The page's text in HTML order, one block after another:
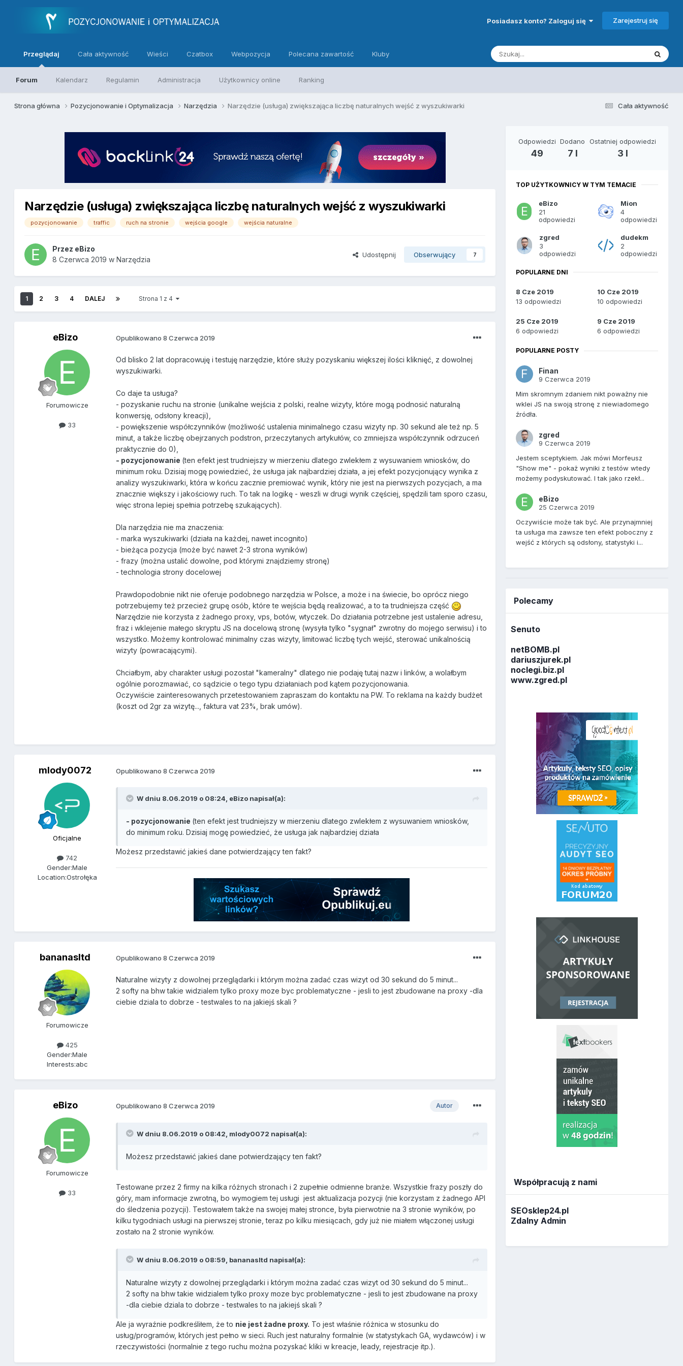
Posiadasz konto? Zaloguj się Zarejestruj się
Przeglądaj
Forum Kalendarz Regulamin Administracja Użytkownicy online Ranking
Cała aktywność Wieści Czatbox Webpozycja Polecana zawartość Kluby
Cała aktywność
Strona główna Pozycjonowanie i Optymalizacja Narzędzia Narzędzie (usługa) zwiększająca liczbę naturalnych wejść z wyszukiwarki
Narzędzie (usługa) zwiększająca liczbę naturalnych wejść z wyszukiwarki
pozycjonowanie traffic ruch na stronie wejścia google wejścia naturalne
Przez eBizo
8 Czerwca 2019 wNarzędzia
Udostępnij Obserwujący 7
1 2 3 4 DALEJ Strona 1 z 4
eBizo
Forumowicze
33
Opublikowano8 Czerwca 2019
Od blisko 2 lat dopracowuję i testuję narzędzie, które służy pozyskaniu większej ilości kliknięć, z dowolnej
wyszukiwarki.
Co daje ta usługa?
- pozyskanie ruchu na stronie (unikalne wejścia z polski, realne wizyty, które mogą podnosić naturalną
konwersję, odsłony kreacji),
- powiększenie współczynników (możliwość ustalenia minimalnego czasu wizyty np. 30 sekund ale też np. 5
minut, a także liczbę obejrzanych podstron, przeczytanych artykułów, co zmniejsza współczynnik odrzuceń
praktycznie do 0),
- pozycjonowanie (ten efekt jest trudniejszy w mierzeniu dlatego zwlekłem z wysuwaniem wniosków, do
minimum roku. Dzisiaj mogę powiedzieć, że usługa jak najbardziej działa, a jej efekt pozycjonujący wynika z
analizy wyszukiwarki, która w końcu zacznie premiować wynik, który nie jest na pierwszych pozycjach, a ma
znacznie większy i jakościowy ruch. To tak na logikę - weszli w drugi wynik częściej, spędzili tam sporo czasu,
więc strona lepiej spełnia potrzebę szukających).
Dla narzędzia nie ma znaczenia:
- marka wyszukiwarki (działa na każdej, nawet incognito)
- bieżąca pozycja (może być nawet 2-3 strona wyników)
- frazy (można ustalić dowolne, pod którymi znajdziemy stronę)
- technologia strony docelowej
Prawdopodobnie nikt nie oferuje podobnego narzędzia w Polsce, a może i na świecie, bo oprócz niego
potrzebujemy też przecież grupę osób, które te wejścia będą realizować, a to ta trudniejsza część
Narzędzie nie korzysta z żadnego proxy, vps, botów, wtyczek. Do działania potrzebne jest ustalenie adresu,
fraz i wklejenie małego skryptu JS na docelową stronę (wysyła tylko "sygnał" zwrotny do mojego serwisu) i to
wszystko. Możemy kontrolować minimalny czas wizyty, limitować liczbę tych wejść, sterować unikalnością
wizyty (powracającymi).
Chciałbym, aby charakter usługi pozostał "kameralny" dlatego nie podaję tutaj nazw i linków, a wolałbym
ogólnie porozmawiać, co sądzicie o tego typu działaniach pod kątem pozycjonowania.
Oczywiście zainteresowanych przetestowaniem zapraszam do kontaktu na PW. To reklama na każdy budżet
(koszt od 2gr za wizytę..., faktura vat 23%, brak umów).
mlody0072
Oficjalne
742
Gender:Male
Location:Ostrołęka
Opublikowano8 Czerwca 2019
W dniu 8.06.2019 o 08:24, eBizo napisał(a):
- pozycjonowanie (ten efekt jest trudniejszy w mierzeniu dlatego zwlekłem z wysuwaniem wniosków,
do minimum roku. Dzisiaj mogę powiedzieć, że usługa jak najbardziej działa
Możesz przedstawić jakieś dane potwierdzający ten fakt?
bananasltd
Forumowicze
425
Gender:Male
Interests:abc
Opublikowano8 Czerwca 2019
Naturalne wizyty z dowolnej przeglądarki i którym można zadać czas wizyt od 30 sekund do 5 minut...
2 softy na bhw takie widzialem tylko proxy moze byc problematyczne - jesli to jest zbudowane na proxy -dla
ciebie dziala to dobrze - testwales to na jakiejś skali ?
eBizo
Forumowicze
33
Autor
Opublikowano8 Czerwca 2019
W dniu 8.06.2019 o 08:42, mlody0072 napisał(a):
Możesz przedstawić jakieś dane potwierdzający ten fakt?
Testowane przez 2 firmy na kilka różnych stronach i 2 zupełnie odmienne branże. Wszystkie frazy poszły do
góry, mam informacje zwrotną, bo wymogiem tej usługi jest aktualizacja pozycji (nie korzystam z żadnego API
do śledzenia pozycji). Testowałem także na swojej małej stronce, była pierwotnie na 3 stronie wyników, po
kilku tygodniach usługi na pierwszej stronie, teraz po kilku miesiącach, gdy już nie miałem włączonej usługi
zostało na 2 stronie wyników.
W dniu 8.06.2019 o 08:59, bananasltd napisał(a):
Naturalne wizyty z dowolnej przeglądarki i którym można zadać czas wizyt od 30 sekund do 5 minut...
2 softy na bhw takie widzialem tylko proxy moze byc problematyczne - jesli to jest zbudowane na proxy
-dla ciebie dziala to dobrze - testwales to na jakiejś skali ?
Ale ja wyraźnie podkreśliłem, że to nie jest żadne proxy. To jest właśnie różnica w stosunku do
usług/programów, których jest pełno w sieci. Ruch jest naturalny formalnie (w statystykach GA, wydawców) i w
rzeczywistości (normalnie z tego ruchu można pozyskać kliki w kreacje, leady, rejestracje itp.).
Odpowiedzi
49
Dodano
7 l
Ostatniej odpowiedzi
3 l
TOP UŻYTKOWNICY W TYM TEMACIE
eBizo
21
odpowiedzi
Mion
4
odpowiedzi
zgred
3
odpowiedzi
dudekm
2
odpowiedzi
POPULARNE DNI
8 Cze 2019
13 odpowiedzi
10 Cze 2019
10 odpowiedzi
25 Cze 2019
6 odpowiedzi
9 Cze 2019
6 odpowiedzi
POPULARNE POSTY
Finan
9 Czerwca 2019
Mim skromnym zdaniem nikt poważny nie
wklei JS na swoją stronę z niewiadomego
źródła.
zgred
9 Czerwca 2019
Jestem sceptykiem. Jak mówi Morfeusz
"Show me" - pokaż wyniki z testów wtedy
możemy podyskutować. I tak jako rzekł...
eBizo
25 Czerwca 2019
Oczywiście może tak być. Ale przynajmniej
ta usługa ma zawsze ten efekt poboczny z
wejść z których są odsłony, statystyki i...
Polecamy
Senuto
netBOMB.pl
dariuszjurek.pl
noclegi.biz.pl
www.zgred.pl
Współpracują z nami
SEOsklep24.pl
Zdalny Admin